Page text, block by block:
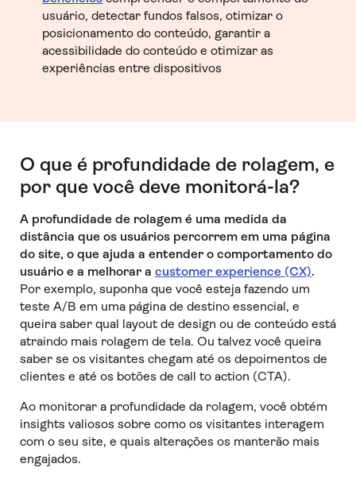
usuário, detectar fundos falsos, otimizar o
posicionamento do conteúdo, garantir a
acessibilidade do conteúdo e otimizar as
experiências entre dispositivos
O que é profundidade de rolagem, e
por que você deve monitorá-la?
A profundidade de rolagem é uma medida da
distância que os usuários percorrem em uma página
do site, o que ajuda a entender o comportamento do
usuário e a melhorar a customer experience (CX).
Por exemplo, suponha que você esteja fazendo um
teste A/B em uma página de destino essencial, e
queira saber qual layout de design ou de conteúdo está
atraindo mais rolagem de tela. Ou talvez você queira
saber se os visitantes chegam até os depoimentos de
clientes e até os botões de call to action (CTA).
Ao monitorar a profundidade da rolagem, você obtém
insights valiosos sobre como os visitantes interagem
com o seu site, e quais alterações os manterão mais
engajados.